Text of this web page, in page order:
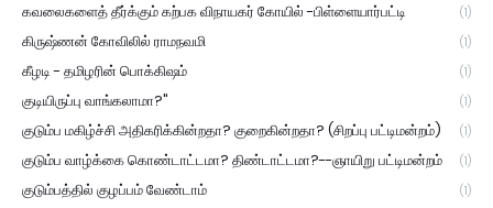
கவலைகளைத் தீர்க்கும் கற்பக விநாயகர் கோயில் -பிள்ளையார்பட்டி (1)
கிருஷ்ணன் கோவிலில் ராமநவமி (1)
கீழடி - தமிழரின் பொக்கிஷம் (1)
குடியிருப்பு வாங்கலாமா?" (1)
குடும்ப மகிழ்ச்சி அதிகரிக்கின்றதா? குறைகின்றதா? (சிறப்பு பட்டிமன்றம்) (1)
குடும்ப வாழ்க்கை கொண்டாட்டமா? திண்டாட்டமா?--ஞாயிறு பட்டிமன்றம் (1)
குடும்பத்தில் குழப்பம் வேண்டாம் (1)